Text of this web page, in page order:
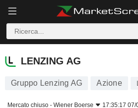
LENZING AG
LENZING AG
Gruppo Lenzing AG Azione
Mercato chiuso - Wiener Boerse 17:35:17 07/